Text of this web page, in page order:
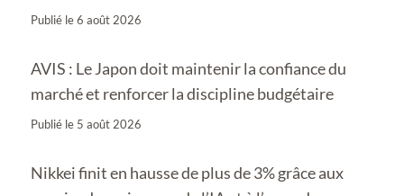
Publié le6 août 2026
AVIS : Le Japon doit maintenir la confiance du
marché et renforcer la discipline budgétaire
Publié le 5 août 2026
Nikkei finit en hausse de plus de 3% grâce aux